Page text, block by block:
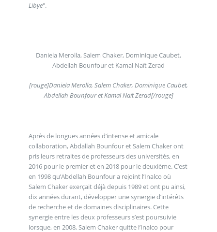
Libye".
Daniela Merolla, Salem Chaker, Dominique Caubet,
Abdellah Bounfour et Kamal Naït Zerad
[rouge]Daniela Merolla, Salem Chaker, Dominique Caubet,
Abdellah Bounfour et Kamal Naït Zerad[/rouge]
Après de longues années d’intense et amicale
collaboration, Abdallah Bounfour et Salem Chaker ont
pris leurs retraites de professeurs des universités, en
2016 pour le premier et en 2018 pour le deuxième. C’est
en 1998 qu’Abdellah Bounfour a rejoint l’Inalco où
Salem Chaker exerçait déjà depuis 1989 et ont pu ainsi,
dix années durant, développer une synergie d’intérêts
de recherche et de domaines disciplinaires. Cette
synergie entre les deux professeurs s’est poursuivie
lorsque, en 2008, Salem Chaker quitte l’Inalco pour